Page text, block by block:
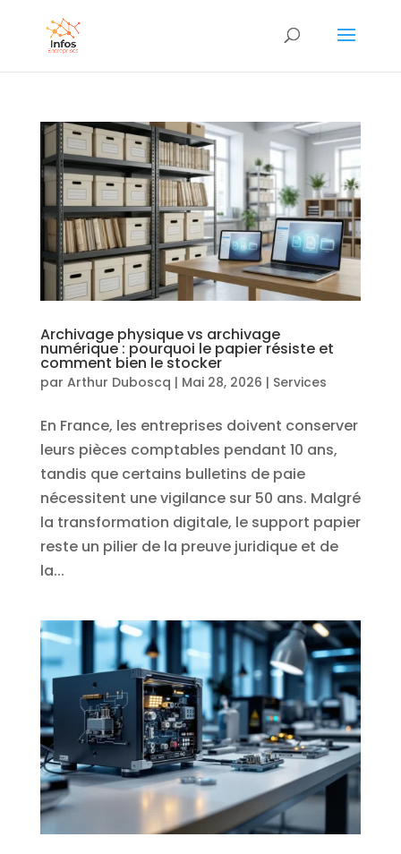
Archivage physique vs archivage
numérique : pourquoi le papier résiste et
comment bien le stocker
par Arthur Duboscq | Mai 28, 2026 | Services
En France, les entreprises doivent conserver
leurs pièces comptables pendant 10 ans,
tandis que certains bulletins de paie
nécessitent une vigilance sur 50 ans. Malgré
la transformation digitale, le support papier
reste un pilier de la preuve juridique et de
la...